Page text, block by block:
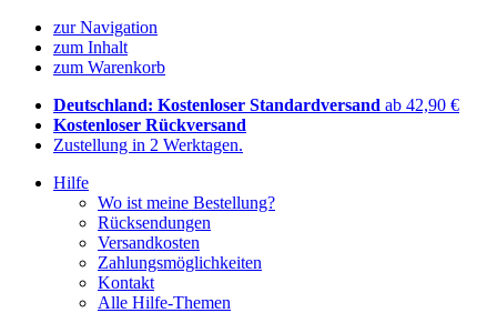
zur Navigation
zum Inhalt
zum Warenkorb
Deutschland: Kostenloser Standardversand ab 42,90 €
Kostenloser Rückversand
Zustellung in 2 Werktagen.
Hilfe
Wo ist meine Bestellung?
Rücksendungen
Versandkosten
Zahlungsmöglichkeiten
Kontakt
Alle Hilfe-Themen